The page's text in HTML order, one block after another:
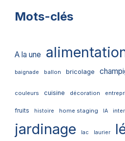
Mots-clés
A la une
baignade ballon bricolage
couleurs cuisine décoration
fruits histoire home staging IA
jardinage lac laurier